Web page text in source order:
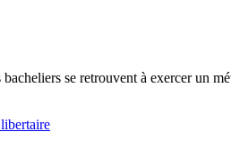
se retrouvent à exercer un